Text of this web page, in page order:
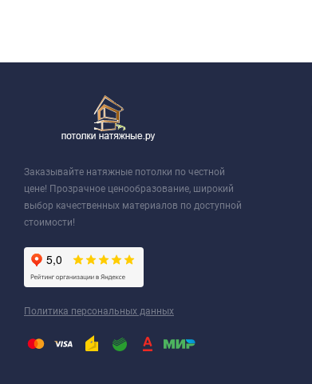
Заказывайте натяжные потолки по честной
цене! Прозрачное ценообразование, широкий
выбор качественных материалов по доступной
стоимости!
Политика персональных данных